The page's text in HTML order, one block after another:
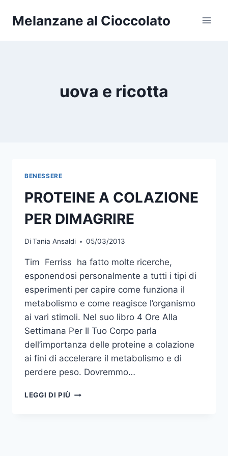
Melanzane al Cioccolato
uova e ricotta
BENESSERE
PROTEINE A COLAZIONE
PER DIMAGRIRE
DiTania Ansaldi 05/03/2013
Tim Ferriss ha fatto molte ricerche,
esponendosi personalmente a tutti i tipi di
esperimenti per capire come funziona il
metabolismo e come reagisce l’organismo
ai vari stimoli. Nel suo libro 4 Ore Alla
Settimana Per Il Tuo Corpo parla
dell’importanza delle proteine a colazione
ai fini di accelerare il metabolismo e di
perdere peso. Dovremmo…
LEGGI DI PIÙ PROTEINE